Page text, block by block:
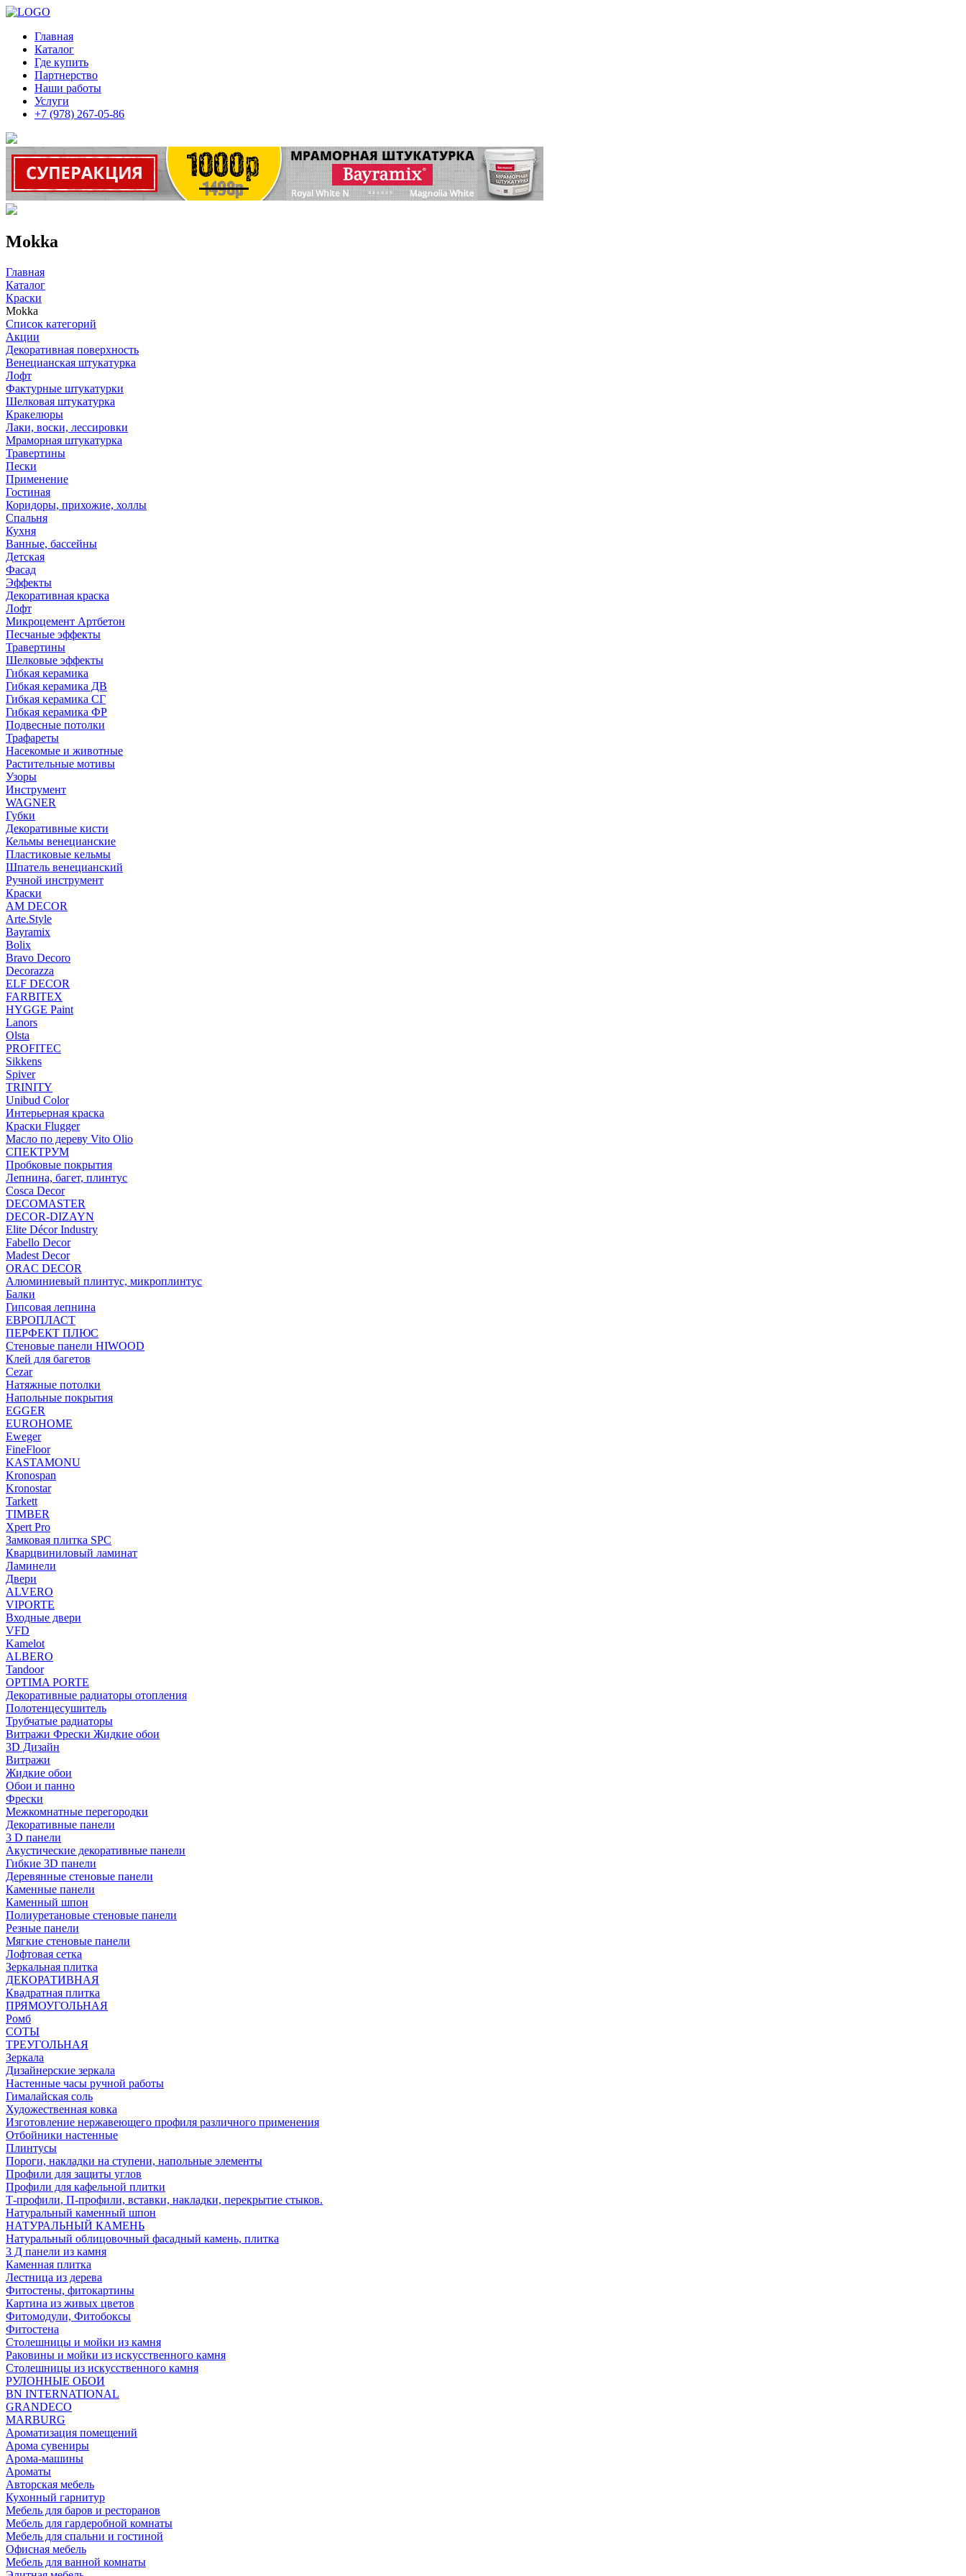
Главная
Каталог
Где купить
Партнерство
Наши работы
Услуги
+7 (978) 267-05-86
Mokka
Главная
Каталог
Краски
Mokka
Список категорий
Акции
Декоративная поверхность
Венецианская штукатурка
Лофт
Фактурные штукатурки
Шелковая штукатурка
Кракелюры
Лаки, воски, лессировки
Мраморная штукатурка
Травертины
Пески
Применение
Гостиная
Коридоры, прихожие, холлы
Спальня
Кухня
Ванные, бассейны
Детская
Фасад
Эффекты
Декоративная краска
Лофт
Микроцемент Артбетон
Песчаные эффекты
Травертины
Шелковые эффекты
Гибкая керамика
Гибкая керамика ДВ
Гибкая керамика СГ
Гибкая керамика ФР
Подвесные потолки
Трафареты
Насекомые и животные
Растительные мотивы
Узоры
Инструмент
WAGNER
Губки
Декоративные кисти
Кельмы венецианские
Пластиковые кельмы
Шпатель венецианский
Ручной инструмент
Краски
AM DECOR
Arte.Style
Bayramix
Bolix
Bravo Decoro
Decorazza
ELF DECOR
FARBITEX
HYGGE Paint
Lanors
Olsta
PROFITEC
Sikkens
Spiver
TRINITY
Unibud Color
Интерьерная краска
Краски Flugger
Масло по дереву Vito Olio
СПЕКТРУМ
Пробковые покрытия
Лепнина, багет, плинтус
Cosca Decor
DECOMASTER
DECOR-DIZAYN
Elite Décor Industry
Fabello Decor
Madest Decor
ORAC DECOR
Алюминиевый плинтус, микроплинтус
Балки
Гипсовая лепнина
ЕВРОПЛАСТ
ПЕРФЕКТ ПЛЮС
Стеновые панели HIWOOD
Клей для багетов
Cezar
Натяжные потолки
Напольные покрытия
EGGER
EUROHOME
Eweger
FineFloor
KASTAMONU
Kronospan
Kronostar
Tarkett
TIMBER
Xpert Pro
Замковая плитка SPC
Кварцвиниловый ламинат
Ламинели
Двери
ALVERO
VIPORTE
Входные двери
VFD
Kamelot
ALBERO
Tandoor
OPTIMA PORTE
Декоративные радиаторы отопления
Полотенцесушитель
Трубчатые радиаторы
Витражи Фрески Жидкие обои
3D Дизайн
Витражи
Жидкие обои
Обои и панно
Фрески
Межкомнатные перегородки
Декоративные панели
3 D панели
Акустические декоративные панели
Гибкие 3D панели
Деревянные стеновые панели
Каменные панели
Каменный шпон
Полиуретановые стеновые панели
Резные панели
Мягкие стеновые панели
Лофтовая сетка
Зеркальная плитка
ДЕКОРАТИВНАЯ
Квадратная плитка
ПРЯМОУГОЛЬНАЯ
Ромб
СОТЫ
ТРЕУГОЛЬНАЯ
Зеркала
Дизайнерские зеркала
Настенные часы ручной работы
Гималайская соль
Художественная ковка
Изготовление нержавеющего профиля различного применения
Отбойники настенные
Плинтусы
Пороги, накладки на ступени, напольные элементы
Профили для защиты углов
Профили для кафельной плитки
Т-профили, П-профили, вставки, накладки, перекрытие стыков.
Натуральный каменный шпон
НАТУРАЛЬНЫЙ КАМЕНЬ
Натуральный облицовочный фасадный камень, плитка
3 Д панели из камня
Каменная плитка
Лестница из дерева
Фитостены, фитокартины
Картина из живых цветов
Фитомодули, Фитобоксы
Фитостена
Столешницы и мойки из камня
Раковины и мойки из искусственного камня
Столешницы из искусственного камня
РУЛОННЫЕ ОБОИ
BN INTERNATIONAL
GRANDECO
MARBURG
Ароматизация помещений
Арома сувениры
Арома-машины
Ароматы
Авторская мебель
Кухонный гарнитур
Мебель для баров и ресторанов
Мебель для гардеробной комнаты
Мебель для спальни и гостиной
Офисная мебель
Мебель для ванной комнаты